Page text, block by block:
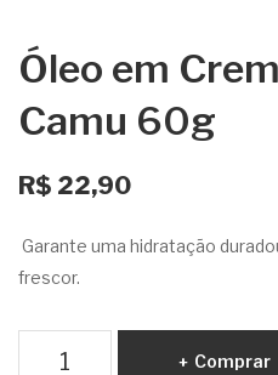
Óleo em
Camu 60g
R$ 22,90
Garante uma hidratação
frescor.
Comprar